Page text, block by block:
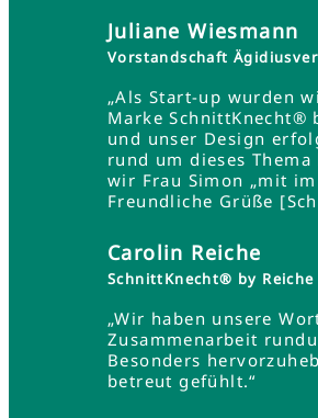
Juliane Wiesmann
Vorstandschaft
„Als Start-up wurden
Marke SchnittKnecht®
und unser Design
rund um dieses
wir Frau Simon „mit
Freundliche Grüße
Carolin Reiche
SchnittKnecht® by Reiche
„Wir haben unsere
Zusammenarbeit
Besonders
betreut gefühlt.“